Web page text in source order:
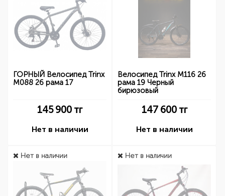
ГОРНЫЙ Велосипед Trinx
M088 26 рама 17
145 900 тг
Нет в наличии
Велосипед Trinx M116 26
рама 19 Черный
бирюзовый
147 600тг
Нет в наличии
Нет в наличии Нет в наличии